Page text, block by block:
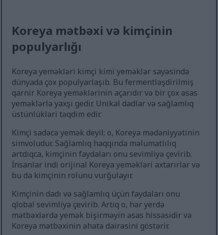
Koreya mətbəxi və kimçinin
populyarlığı
Koreya yeməkləri kimçi kimi yeməklər sayəsində
dünyada çox populyarlaşıb. Bu fermentləşdirilmiş
qarnir Koreya yeməklərinin açarıdır və bir çox əsas
yeməklərlə yaxşı gedir. Unikal dadlar və sağlamlıq
üstünlükləri təqdim edir.
Kimçi sadəcə yemək deyil; o, Koreya mədəniyyətinin
simvoludur. Sağlamlıq haqqında məlumatlılıq
artdıqca, kimçinin faydaları onu sevimliyə çevirib.
İnsanlar indi orijinal Koreya yeməkləri axtarırlar və
bu da kimçinin rolunu vurğulayır.
Kimçinin dadı və sağlamlıq üçün faydaları onu
qlobal sevimliyə çevirib. Artıq o, hər yerdə
mətbəxlərdə yemək bişirməyin əsas hissəsidir və
Koreya mətbəxinin əhatə dairəsini göstərir.